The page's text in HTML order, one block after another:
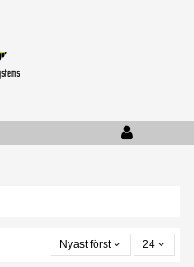
Nyast först 24